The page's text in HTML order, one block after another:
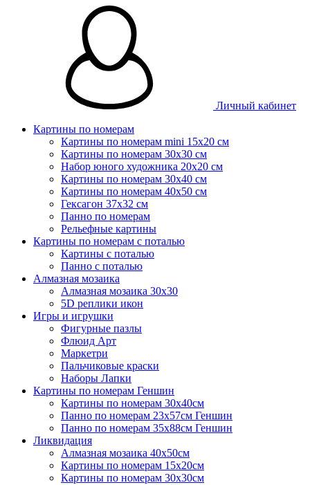
Личный кабинет
Картины по номерам
Картины по номерам mini 15х20 см
Картины по номерам 30x30 см
Набор юного художника 20х20 см
Картины по номерам 30х40 см
Картины по номерам 40х50 см
Гексагон 37х32 см
Панно по номерам
Рельефные картины
Картины по номерам с поталью
Картины с поталью
Панно с поталью
Алмазная мозаика
Алмазная мозаика 30х30
5D реплики икон
Игры и игрушки
Фигурные пазлы
Флюид Арт
Маркетри
Пальчиковые краски
Наборы Лапки
Картины по номерам Геншин
Картины по номерам 30х40см
Панно по номерам 23х57см Геншин
Панно по номерам 35х88см Геншин
Ликвидация
Алмазная мозаика 40х50см
Картины по номерам 15х20см
Картины по номерам 30х30см